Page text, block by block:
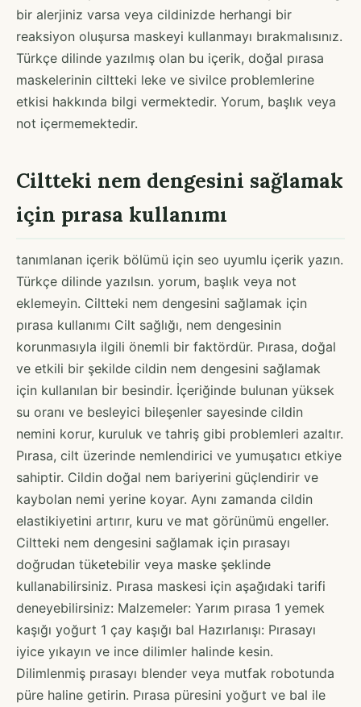
bir alerjiniz varsa veya cildinizde herhangi bir
reaksiyon oluşursa maskeyi kullanmayı bırakmalısınız.
Türkçe dilinde yazılmış olan bu içerik, doğal pırasa
maskelerinin ciltteki leke ve sivilce problemlerine
etkisi hakkında bilgi vermektedir. Yorum, başlık veya
not içermemektedir.
Ciltteki nem dengesini sağlamak
için pırasa kullanımı
tanımlanan içerik bölümü için seo uyumlu içerik yazın.
Türkçe dilinde yazılsın. yorum, başlık veya not
eklemeyin. Ciltteki nem dengesini sağlamak için
pırasa kullanımı Cilt sağlığı, nem dengesinin
korunmasıyla ilgili önemli bir faktördür. Pırasa, doğal
ve etkili bir şekilde cildin nem dengesini sağlamak
için kullanılan bir besindir. İçeriğinde bulunan yüksek
su oranı ve besleyici bileşenler sayesinde cildin
nemini korur, kuruluk ve tahriş gibi problemleri azaltır.
Pırasa, cilt üzerinde nemlendirici ve yumuşatıcı etkiye
sahiptir. Cildin doğal nem bariyerini güçlendirir ve
kaybolan nemi yerine koyar. Aynı zamanda cildin
elastikiyetini artırır, kuru ve mat görünümü engeller.
Ciltteki nem dengesini sağlamak için pırasayı
doğrudan tüketebilir veya maske şeklinde
kullanabilirsiniz. Pırasa maskesi için aşağıdaki tarifi
deneyebilirsiniz: Malzemeler: Yarım pırasa 1 yemek
kaşığı yoğurt 1 çay kaşığı bal Hazırlanışı: Pırasayı
iyice yıkayın ve ince dilimler halinde kesin.
Dilimlenmiş pırasayı blender veya mutfak robotunda
püre haline getirin. Pırasa püresini yoğurt ve bal ile